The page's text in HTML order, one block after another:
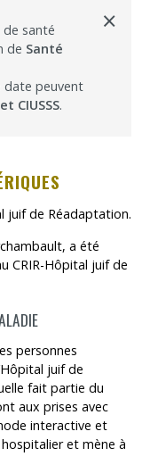
santé
de Santé
date peuvent
CIUSSS.
×
juif de Réadaptation.
, a été
CRIR-Hôpital juif de
personnes
juif de
fait partie du
aux prises avec
interactive et
et mène à